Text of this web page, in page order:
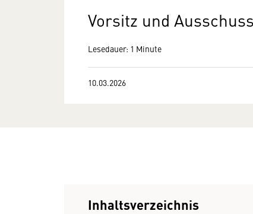
Vorsitz und
Lesedauer: 1 Minute
10.03.2026
Inhaltsverzeichnis